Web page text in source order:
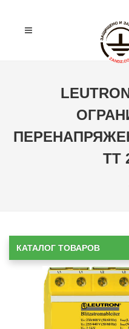
TT
КАТАЛОГ ТОВАРОВ